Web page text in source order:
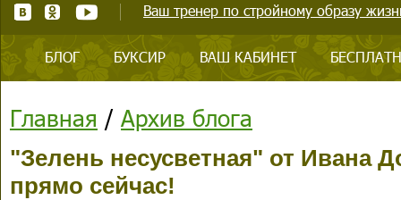
Ваш тренер по стройному образу
БЛОГ БУКСИР ВАШ КАБИНЕТ
Главная / Архив блога
"Зелень несусветная" от Ивана
прямо сейчас!